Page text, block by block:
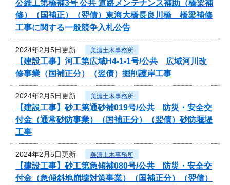
公維工第橋補3号 公共 道路メンテナンス補助（橋梁補
修）（国補正）（翌債）東海大橋長良川橋 橋梁補修
工事に関する一般競争入札公告
2024年2月5日更新 美濃土木事務所
【建設工事】河工第広域H4-1-1号/公共 広域河川改
修事業（国補正分）（翌債）掘削護岸工事
2024年2月5日更新 美濃土木事務所
【建設工事】砂工第通砂補019号/公共 防災・安全交
付金（通常砂防事業）（国補正分）（翌債）砂防堰堤
工事
2024年2月5日更新 美濃土木事務所
【建設工事】砂工第急傾補080号/公共 防災・安全交
付金（急傾斜地崩壊対策事業）（国補正分）（翌債）